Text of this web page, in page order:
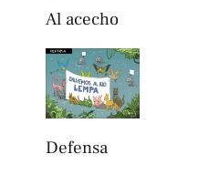
Al acecho
Defensa